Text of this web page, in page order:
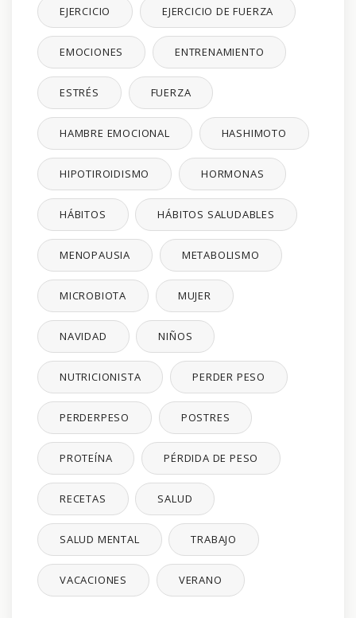
EJERCICIO EJERCICIO DE FUERZA
EMOCIONES ENTRENAMIENTO
ESTRÉS FUERZA
HAMBRE EMOCIONAL HASHIMOTO
HIPOTIROIDISMO HORMONAS
HÁBITOS HÁBITOS SALUDABLES
MENOPAUSIA METABOLISMO
MICROBIOTA MUJER
NAVIDAD NIÑOS
NUTRICIONISTA PERDER PESO
PERDERPESO POSTRES
PROTEÍNA PÉRDIDA DE PESO
RECETAS SALUD
SALUD MENTAL TRABAJO
VACACIONES VERANO